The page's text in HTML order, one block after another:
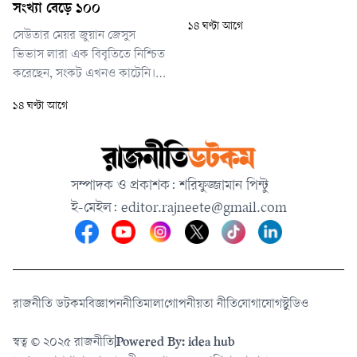
সংখ্যা বেড়ে ১০০
সেউতার মেয়র জুয়ান জেসুস
ভিভাস লারা এক বিবৃতিতে নিশ্চিত
করেছেন, সংকট এখনও কাটেনি।
অভিবাসনপ্রত্যাশীর একটি বড় অংশ
হাজার মানুষ শহরের ভেতরে
১৪ ঘণ্টা আগে
১৪ ঘণ্টা আগে
সম্পাদক ও প্রকাশক: শরিফুজ্জামান পিন্টু
ই-মেইল: editor.rajneete@gmail.com
রাজনীতি ডটকমবিজ্ঞাপননীতিমালাগোপনীয়তা নীতিযোগাযোগস্টুডিও
স্বত্ব © ২০২৫ রাজনীতিPowered By: idea hub